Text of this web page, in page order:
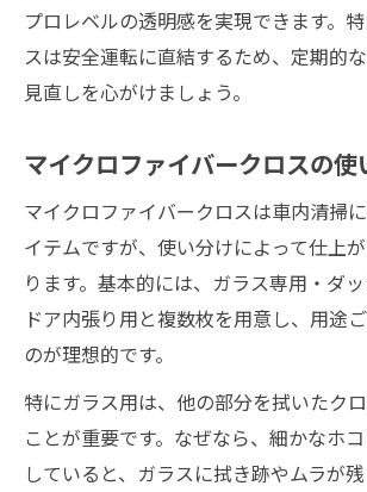
プロレベルの透明感を実現できます。
スは安全運転に直結するため、定期的
見直しを心がけましょう。
マイクロファイバークロスの使
マイクロファイバークロスは車内清掃
イテムですが、使い分けによって仕上
ります。基本的には、ガラス専用・ダ
ドア内張り用と複数枚を用意し、用途
のが理想的です。
特にガラス用は、他の部分を拭いたク
ことが重要です。なぜなら、細かなホ
していると、ガラスに拭き跡やムラが